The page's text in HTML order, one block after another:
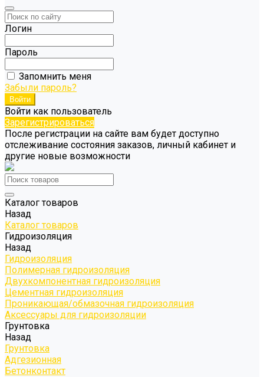
Логин
Пароль
Запомнить меня
Забыли пароль?
Войти как пользователь
Зарегистрироваться
После регистрации на сайте вам будет доступно
отслеживание состояния заказов, личный кабинет и
другие новые возможности
Каталог товаров
Назад
Каталог товаров
Гидроизоляция
Назад
Гидроизоляция
Полимерная гидроизоляция
Двухкомпонентная гидроизоляция
Цементная гидроизоляция
Проникающая/обмазочная гидроизоляция
Аксессуары для гидроизоляции
Грунтовка
Назад
Грунтовка
Адгезионная
Бетонконтакт